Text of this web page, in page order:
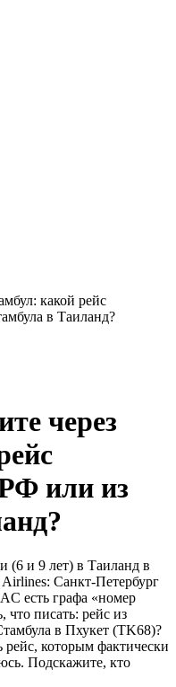
какой рейс
в Таиланд?
через
или из
(6 и 9 лет) в Таиланд в
Санкт-Петербург
есть графа «номер
писать: рейс из
в Пхукет (TK68)?
рейс, которым фактически
Подскажите, кто